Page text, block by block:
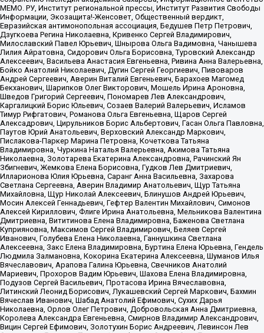
МЕМО. РУ, Институт региональной прессы, Институт Развития Свободы
Информации, Экозащита!-Женсовет, Общественный вердикт,
Евразийская антимонопольная ассоциация, Бедушев Петр Петрович,
Дзугкоева Регина Николаевна, Кривенко Сергей Владимирович,
Милославский Павел Юрьевич, Шнырова Ольга Вадимовна, Чанышева
Лилия Айратовна, Сидорович Ольга Борисовна, Туровский Александр
Алексеевич, Васильева Анастасия Евгеньевна, Ривина Анна Валерьевна,
Бойко Анатолий Николаевич, Дугин Сергей Георгиевич, Пивоваров
Андрей Сергеевич, Аверин Виталий Евгеньевич, Барахоев Магомед
Бекханович, Шарипков Олег Викторович, Мошель Ирина Ароновна,
Шведов Григорий Сергеевич, Пономарев Лев Александрович,
Каргалицкий Борис Юльевич, Созаев Валерий Валерьевич, Исламов
Тимур Рифгатович, Романова Ольга Евгеньевна, Щаров Сергей
Алексадрович, Цирульников Борис Альбертович, Гасан Ольга Павловна,
Паутов Юрий Анатольевич, Верховский Александр Маркович,
Пислакова-Паркер Марина Петровна, Кочеткова Татьяна
Владимировна, Чуркина Наталья Валерьевна, Акимова Татьяна
Николаевна, Золотарева Екатерина Александровна, Рачинский Ян
Збигневич, Жемкова Елена Борисовна, Гудков Лев Дмитриевич,
Илларионова Юлия Юрьевна, Саранг Анна Васильевна, Захарова
Светлана Сергеевна, Аверин Владимир Анатольевич, Щур Татьяна
Михайловна, Щур Николай Алексеевич, Блинушов Андрей Юрьевич,
Мосин Алексей Геннадьевич, Гефтер Валентин Михайлович, Симонов
Алексей Кириллович, Флиге Ирина Анатольевна, Мельникова Валентина
Дмитриевна, Вититинова Елена Владимировна, Баженова Светлана
Куприяновна, Максимов Сергей Владимирович, Беляев Сергей
Иванович, Голубева Елена Николаевна, Ганнушкина Светлана
Алексеевна, Закс Елена Владимировна, Буртина Елена Юрьевна, Гендель
Людмила Залмановна, Кокорина Екатерина Алексеевна, Шуманов Илья
Вячеславович, Арапова Галина Юрьевна, Свечников Анатолий
Мариевич, Прохоров Вадим Юрьевич, Шахова Елена Владимировна,
Подузов Сергей Васильевич, Протасова Ирина Вячеславовна,
Литинский Леонид Борисович, Лукашевский Сергей Маркович, Бахмин
Вячеслав Иванович, Шабад Анатолий Ефимович, Сухих Дарья
Николаевна, Орлов Олег Петрович, Добровольская Анна Дмитриевна,
Королева Александра Евгеньевна, Смирнов Владимир Александрович,
Вицин Сергей Ефимович, Золотухин Борис Андреевич, Левинсон Лев